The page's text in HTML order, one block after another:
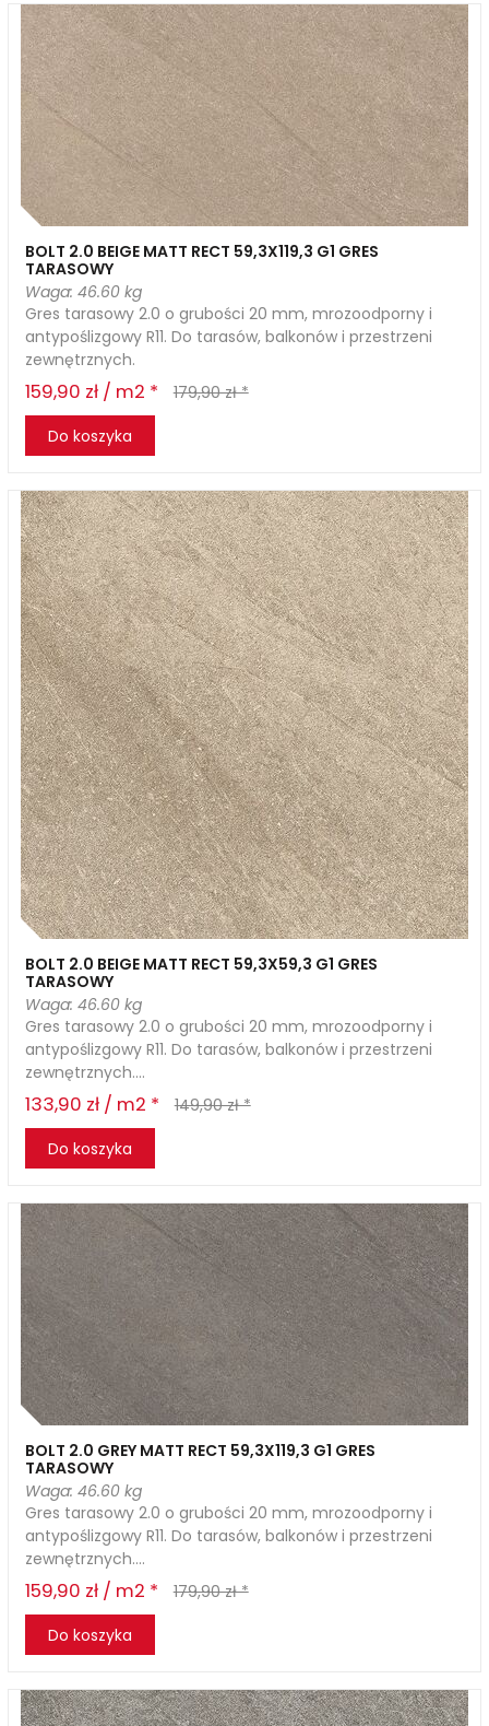
BOLT 2.0 BEIGE MATT RECT 59,3X119,3 G1 GRES
TARASOWY
Waga: 46.60 kg
Gres tarasowy 2.0 o grubości 20 mm, mrozoodporny i
antypoślizgowy R11. Do tarasów, balkonów i przestrzeni
zewnętrznych.
159,90 zł / m2 *
179,90 zł *
Do koszyka
BOLT 2.0 BEIGE MATT RECT 59,3X59,3 G1 GRES
TARASOWY
Waga: 46.60 kg
Gres tarasowy 2.0 o grubości 20 mm, mrozoodporny i
antypoślizgowy R11. Do tarasów, balkonów i przestrzeni
zewnętrznych....
133,90 zł / m2 *
149,90 zł *
Do koszyka
BOLT 2.0 GREY MATT RECT 59,3X119,3 G1 GRES
TARASOWY
Waga: 46.60 kg
Gres tarasowy 2.0 o grubości 20 mm, mrozoodporny i
antypoślizgowy R11. Do tarasów, balkonów i przestrzeni
zewnętrznych....
159,90 zł / m2 *
179,90 zł *
Do koszyka